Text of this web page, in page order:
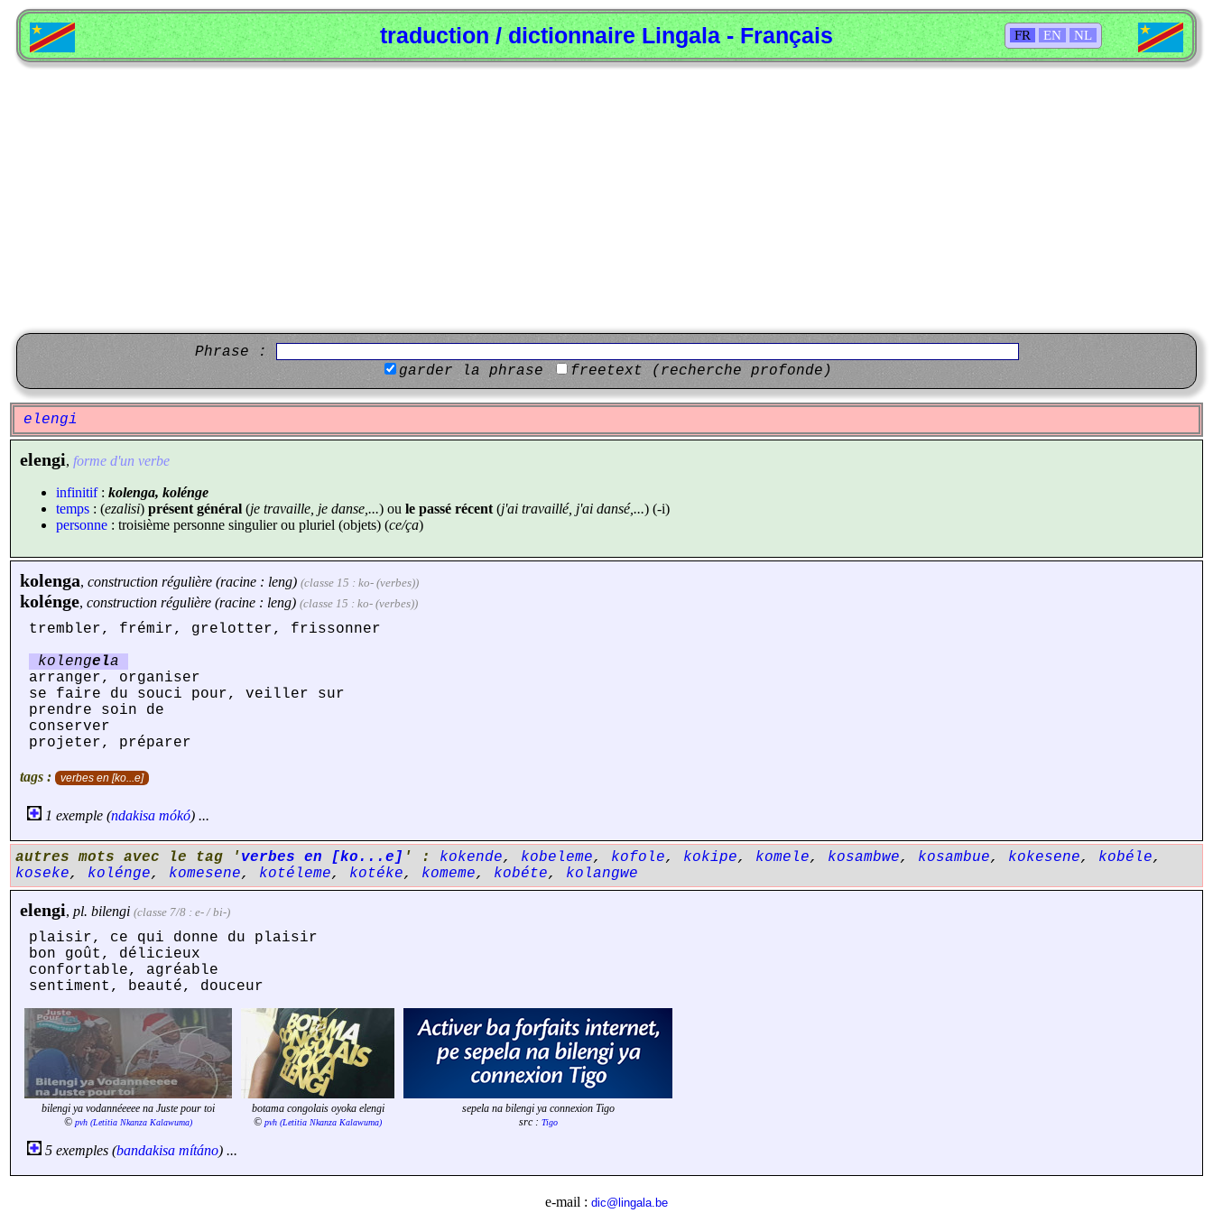
FR EN NL
traduction / dictionnaire Lingala - Français
Phrase :
garder la phrase
freetext (recherche profonde)
elengi
elengi, forme d'un verbe
infinitif: kolenga, kolénge
temps : (ezalisi) présent général (je travaille, je danse,...) ou le passé récent (j'ai travaillé, j'ai dansé,...) (-i)
personne : troisième personne singulier ou pluriel (objets) (ce/ça)
kolenga, construction régulière (racine : leng) (classe 15 : ko- (verbes))
kolénge, construction régulière (racine : leng) (classe 15 : ko- (verbes))
trembler, frémir, grelotter, frissonner
kolengela
arranger, organiser
se faire du souci pour, veiller sur
prendre soin de
conserver
projeter, préparer
tags : verbes en [ko...e]
1 exemple (ndakisa mókó) ...
autres mots avec le tag ' verbes en [ko...e] ' : kokende, kobeleme, kofole, kokipe, komele, kosambwe, kosambue, kokesene, kobéle,
koseke, kolénge, komesene, kotéleme, kotéke, komeme, kobéte, kolangwe
elengi, pl. bilengi (classe 7/8 : e- / bi-)
plaisir, ce qui donne du plaisir
bon goût, délicieux
confortable, agréable
sentiment, beauté, douceur
bilengi ya vodannéeeee na Juste pour toi
© pvh (Letitia Nkanza Kalawuma)
botama congolais oyoka elengi
© pvh (Letitia Nkanza Kalawuma)
sepela na bilengi ya connexion Tigo
src : Tigo
5 exemples (bandakisa mítáno) ...
e-mail : dic@lingala.be